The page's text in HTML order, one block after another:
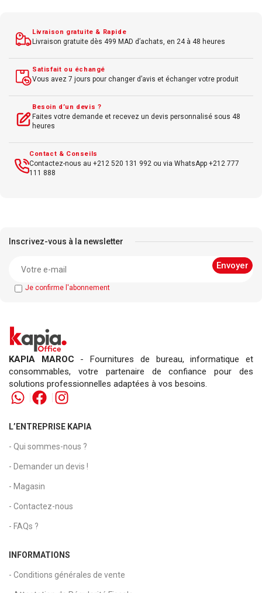
Dimensions : 30 x 20 cm.
Livraison gratuite & Rapide
Livraison gratuite dès 499 MAD d’achats, en 24 à 48 heures
Satisfait ou échangé
Vous avez 7 jours pour changer d’avis et échanger votre produit
Besoin d’un devis ?
Faites votre demande et recevez un devis personnalisé sous 48
heures
Contact & Conseils
Contactez-nous au +212 520 131 992 ou via WhatsApp +212 777
111 888
Inscrivez-vous à la newsletter
Je confirme l'abonnement
KAPIA MAROC - Fournitures de bureau, informatique et
consommables, votre partenaire de confiance pour des
solutions professionnelles adaptées à vos besoins.
L’ENTREPRISE KAPIA
- Qui sommes-nous ?
- Demander un devis !
- Magasin
- Contactez-nous
- FAQs ?
INFORMATIONS
- Conditions générales de vente